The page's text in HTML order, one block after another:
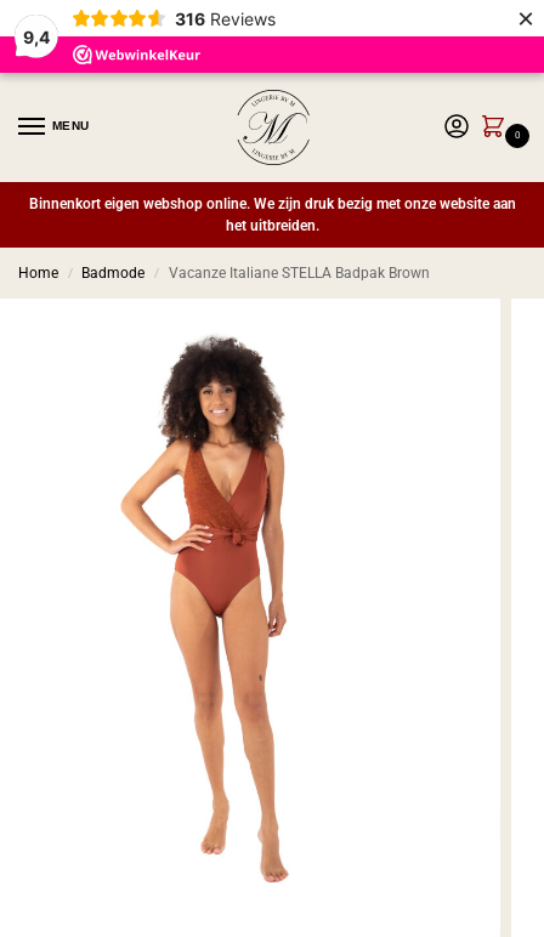
9,4
316 Reviews ×
MENU
0
Binnenkort eigen webshop online. We zijn druk bezig met onze website aan
het uitbreiden.
Home / Badmode / Vacanze Italiane STELLA Badpak Brown